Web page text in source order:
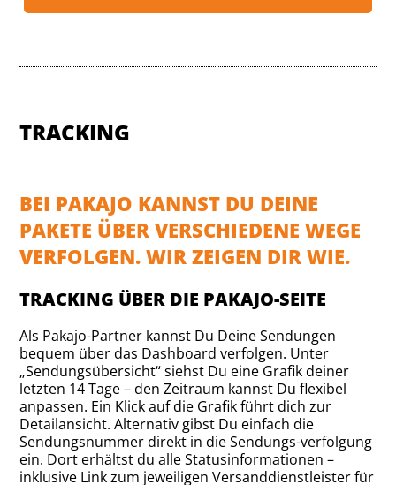
TRACKING
BEI PAKAJO KANNST DU DEINE
PAKETE ÜBER VERSCHIEDENE WEGE
VERFOLGEN. WIR ZEIGEN DIR WIE.
TRACKING ÜBER DIE PAKAJO-SEITE
Als Pakajo-Partner kannst Du Deine Sendungen
bequem über das Dashboard verfolgen. Unter
„Sendungsübersicht“ siehst Du eine Grafik deiner
letzten 14 Tage – den Zeitraum kannst Du flexibel
anpassen. Ein Klick auf die Grafik führt dich zur
Detailansicht. Alternativ gibst Du einfach die
Sendungsnummer direkt in die Sendungs-verfolgung
ein. Dort erhältst du alle Statusinformationen –
inklusive Link zum jeweiligen Versanddienstleister für